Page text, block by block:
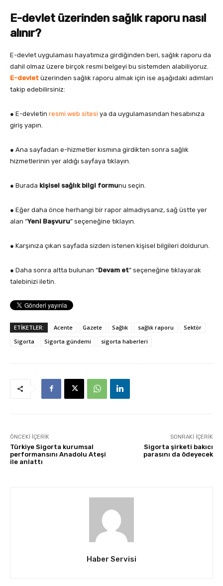
E-devlet üzerinden sağlık raporu nasıl
alınır?
E-devlet uygulaması hayatımıza girdiğinden beri, sağlık raporu da
dahil olmaz üzere birçok resmi belgeyi bu sistemden alabiliyoruz.
E-devlet üzerinden sağlık raporu almak için ise aşağıdaki adımları
takip edebilirsiniz:
● E-devletin resmi web sitesi ya da uygulamasından hesabınıza
giriş yapın.
● Ana sayfadan e-hizmetler kısmına girdikten sonra sağlık
hizmetlerinin yer aldığı sayfaya tıklayın.
● Burada kişisel sağlık bilgi formunu seçin.
● Eğer daha önce herhangi bir rapor almadıysanız, sağ üstte yer
alan “Yeni Başvuru” seçeneğine tıklayın.
● Karşınıza çıkan sayfada sizden istenen kişisel bilgileri doldurun.
● Daha sonra altta bulunan “Devam et” seçeneğine tıklayarak
talebinizi iletin.
ETİKETLER: Acente Gazete Sağlık sağlık raporu
Sektör
Sigorta
Sigorta gündemi sigorta haberleri
ÖNCEKI İÇERIK
Türkiye Sigorta kurumsal
performansını Anadolu Ateşi
ile anlattı
SONRAKI İÇERIK
Sigorta şirketi bakıcı
parasını da ödeyecek
Haber Servisi